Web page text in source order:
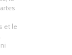
et le